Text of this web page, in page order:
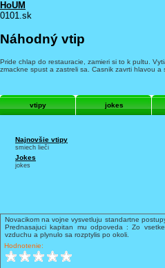
HoUM
0101.sk
Náhodný vtip
Pride chlap do restauracie, zamieri si to k pultu.
zmackne spust a zastreli sa. Casnik zavrti hlavou
vtipy jokes
Najnovšie vtipy
smiech lieči
Jokes
jokes
Novacikom na vojne vysvetluju standartne
Prednasajuci kapitan mu odpoveda : Zo
vzduchu a plynulo sa rozptylis po okoli.
Hodnotenie: